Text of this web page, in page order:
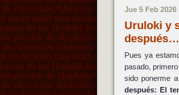
Jue 5 Feb 2026
Uruloki y
después…
Pues ya
pasado,
sido ponerme
después: El